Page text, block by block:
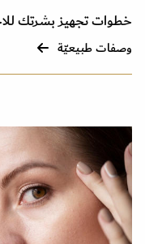
خطوات تجهيز بشرتك
وصفات طبيعيّة